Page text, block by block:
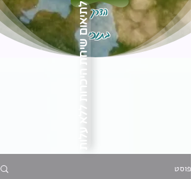
הדרך
בתוכילתיאום שיחת היכרות ללא עלות
פוסט